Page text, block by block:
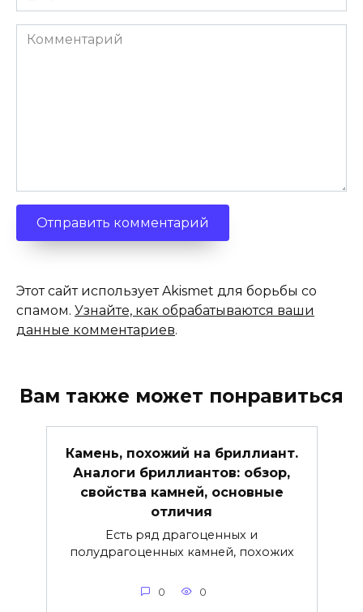
*
Комментарий
Этот сайт использует Akismet для борьбы со
спамом. Узнайте, как обрабатываются ваши
данные комментариев.
Вам также может понравиться
Камень, похожий на бриллиант.
Аналоги бриллиантов: обзор,
свойства камней, основные
отличия
Есть ряд драгоценных и
полудрагоценных камней, похожих
0 0